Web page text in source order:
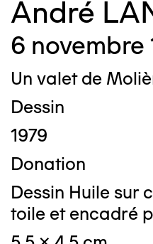
André
6 novembre
Un valet de
Dessin
1979
Donation
Dessin Huile sur
toile et encadré